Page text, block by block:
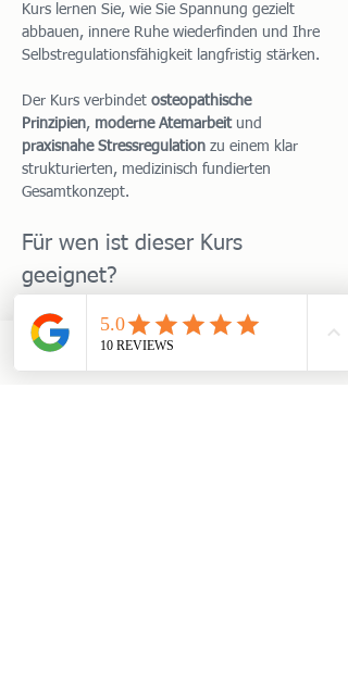
Kurs lernen Sie, wie Sie Spannung gezielt
abbauen, innere Ruhe wiederfinden und Ihre
Selbstregulationsfähigkeit langfristig stärken.
Der Kurs verbindet osteopathische
Prinzipien, moderne Atemarbeit und
praxisnahe Stressregulation zu einem klar
strukturierten, medizinisch fundierten
Gesamtkonzept.
Für wen ist dieser Kurs
geeignet?
Erschöpfung oder innerer Unruhe
Patient:innen mit stressassoziierten
Beschwerden (z. B. Schlafprobleme,